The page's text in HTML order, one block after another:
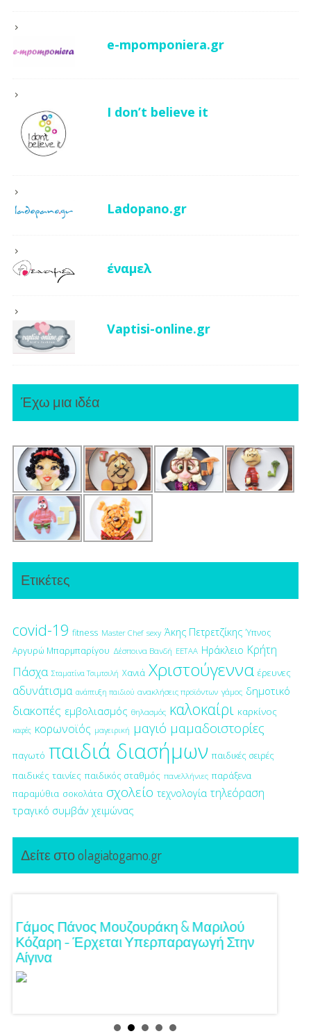
e-mpomponiera.gr
I don’t believe it
Ladopano.gr
έναμελ
Vaptisi-online.gr
Έχω μια ιδέα
Ετικέτες
covid-19 fitness Master Chef sexy Άκης Πετρετζίκης Ύπνος
Αργυρώ Μπαρμπαρίγου Δέσποινα Βανδή ΕΕΤΑΑ Ηράκλειο Κρήτη
Πάσχα Σταματίνα Τσιμτσιλή Χανιά Χριστούγεννα έρευνες
αδυνάτισμα ανάπτυξη παιδιού ανακλήσεις προϊόντων γάμος δημοτικό
διακοπές εμβολιασμός θηλασμός καλοκαίρι καρκίνος
καφές κορωνοϊός μαγειρική μαγιό μαμαδοιστορίες
παγωτό παιδιά διασήμων παιδικές σειρές
παιδικές ταινίες παιδικός σταθμός πανελλήνιες παράξενα
παραμύθια σοκολάτα σχολείο τεχνολογία τηλεόραση
τραγικό συμβάν χειμώνας
Δείτε στο olagiatogamo.gr
Γάμος Πάνος Μουζουράκη & Μαριλού
Κόζαρη - Έρχεται Υπερπαραγωγή Στην
Αίγινα